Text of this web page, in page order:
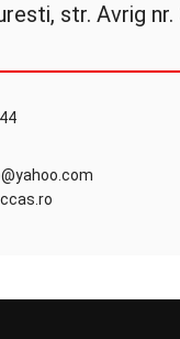
str. Avrig